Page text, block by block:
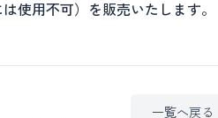
使用不可）を販売いたします。
一覧へ戻る